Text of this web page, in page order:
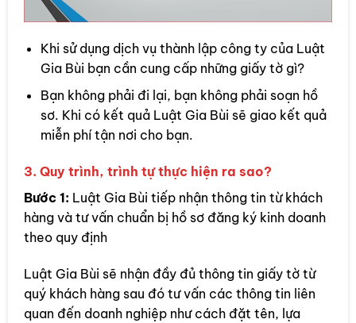
Khi sử dụng dịch vụ thành lập công ty của Luật
Gia Bùi bạn cần cung cấp những giấy tờ gì?
Bạn không phải đi lại, bạn không phải soạn hồ
sơ. Khi có kết quả Luật Gia Bùi sẽ giao kết quả
miễn phí tận nơi cho bạn.
3. Quy trình, trình tự thực hiện ra sao?
Bước 1: Luật Gia Bùi tiếp nhận thông tin từ khách
hàng và tư vấn chuẩn bị hồ sơ đăng ký kinh doanh
theo quy định
Luật Gia Bùi sẽ nhận đầy đủ thông tin giấy tờ từ
quý khách hàng sau đó tư vấn các thông tin liên
quan đến doanh nghiệp như cách đặt tên, lựa